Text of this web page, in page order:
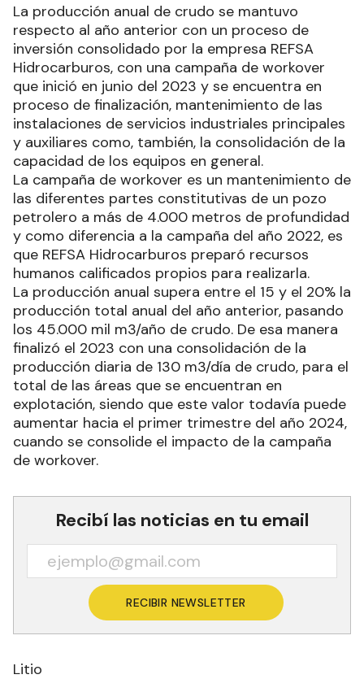
La producción anual de crudo se mantuvo
respecto al año anterior con un proceso de
inversión consolidado por la empresa REFSA
Hidrocarburos, con una campaña de workover
que inició en junio del 2023 y se encuentra en
proceso de finalización, mantenimiento de las
instalaciones de servicios industriales principales
y auxiliares como, también, la consolidación de la
capacidad de los equipos en general.
La campaña de workover es un mantenimiento de
las diferentes partes constitutivas de un pozo
petrolero a más de 4.000 metros de profundidad
y como diferencia a la campaña del año 2022, es
que REFSA Hidrocarburos preparó recursos
humanos calificados propios para realizarla.
La producción anual supera entre el 15 y el 20% la
producción total anual del año anterior, pasando
los 45.000 mil m3/año de crudo. De esa manera
finalizó el 2023 con una consolidación de la
producción diaria de 130 m3/día de crudo, para el
total de las áreas que se encuentran en
explotación, siendo que este valor todavía puede
aumentar hacia el primer trimestre del año 2024,
cuando se consolide el impacto de la campaña
de workover.
Recibí las noticias en tu email
RECIBIR NEWSLETTER
Litio